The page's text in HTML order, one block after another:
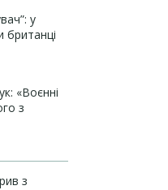
у
британці
«Воєнні
з
з